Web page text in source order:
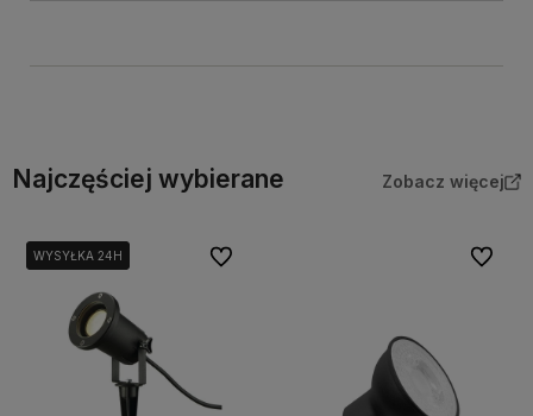
Najczęściej wybierane Zobacz więcej
WYSYŁKA 24H
WYSYŁKA 24H Do ulubionych Do